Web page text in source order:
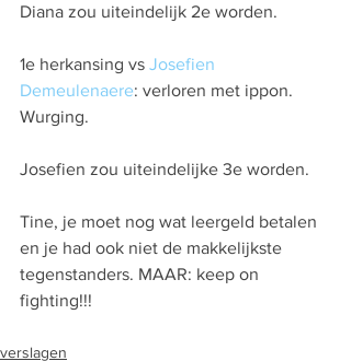
Diana zou uiteindelijk 2e worden.
1e herkansing vs Josefien
Demeulenaere: verloren met ippon.
Wurging.
Josefien zou uiteindelijke 3e worden.
Tine, je moet nog wat leergeld betalen
en je had ook niet de makkelijkste
tegenstanders. MAAR: keep on
fighting!!!
verslagen